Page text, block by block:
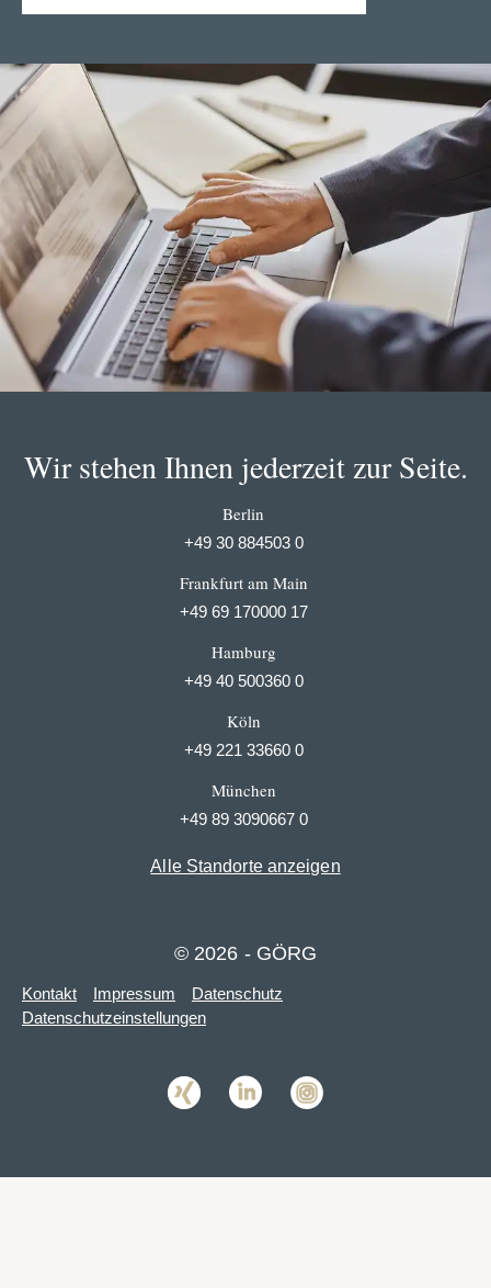
Wir stehen Ihnen jederzeit zur Seite.
Berlin
+49 30 884503 0
Frankfurt am Main
+49 69 170000 17
Hamburg
+49 40 500360 0
Köln
+49 221 33660 0
München
+49 89 3090667 0
Alle Standorte anzeigen
© 2026 - GÖRG
Kontakt Impressum
Datenschutz
Datenschutzeinstellungen